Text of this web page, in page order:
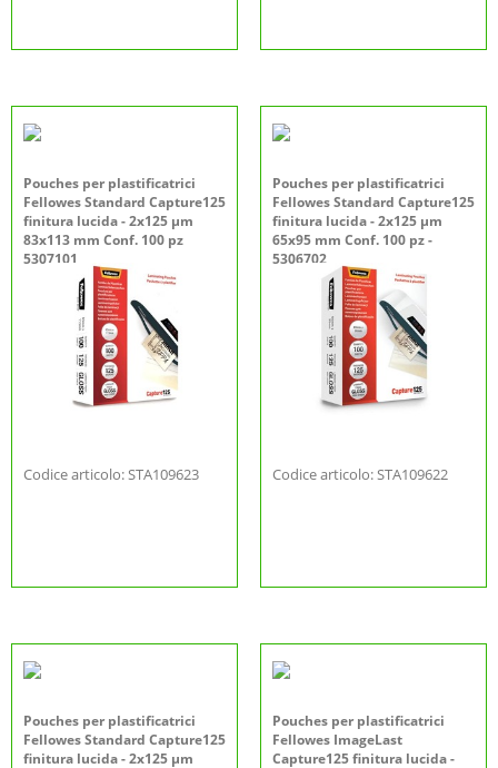
Pouches per plastificatrici
Fellowes Standard Capture125
finitura lucida - 2x125 µm
83x113 mm Conf. 100 pz
5307101
Codice articolo: STA109623
Pouches per plastificatrici
Fellowes Standard Capture125
finitura lucida - 2x125 µm
65x95 mm Conf. 100 pz -
5306702
Codice articolo: STA109622
Pouches per plastificatrici
Fellowes Standard Capture125
finitura lucida - 2x125 µm
Pouches per plastificatrici
Fellowes ImageLast
Capture125 finitura lucida -